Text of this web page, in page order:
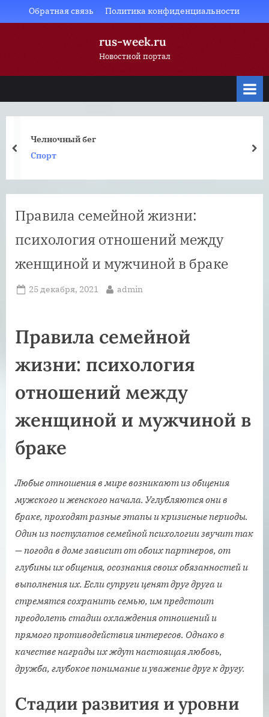
to
Обратная связь Политика конфиденциальности
rus-week.ru
Новостной портал
Челночный бег
Спорт
prev
Правила семейной жизни:
психология отношений между
женщиной и мужчиной в браке
Posted
25 декабря, 2021 By
admin
Правила семейной
жизни: психология
отношений между
женщиной и мужчиной в
браке
Любые отношения в мире возникают из общения
мужского и женского начала. Углубляются они в
браке, проходят разные этапы и кризисные периоды.
Один из постулатов семейной психологии звучит так
— погода в доме зависит от обоих партнеров, от
глубины их общения, осознания своих обязанностей и
выполнения их. Если супруги ценят друг друга и
стремятся сохранить семью, им предстоит
преодолеть стадии охлаждения отношений и
прямого противодействия интересов. Однако в
качестве награды их ждут настоящая любовь,
дружба, глубокое понимание и уважение друг к другу.
Стадии развития и уровни